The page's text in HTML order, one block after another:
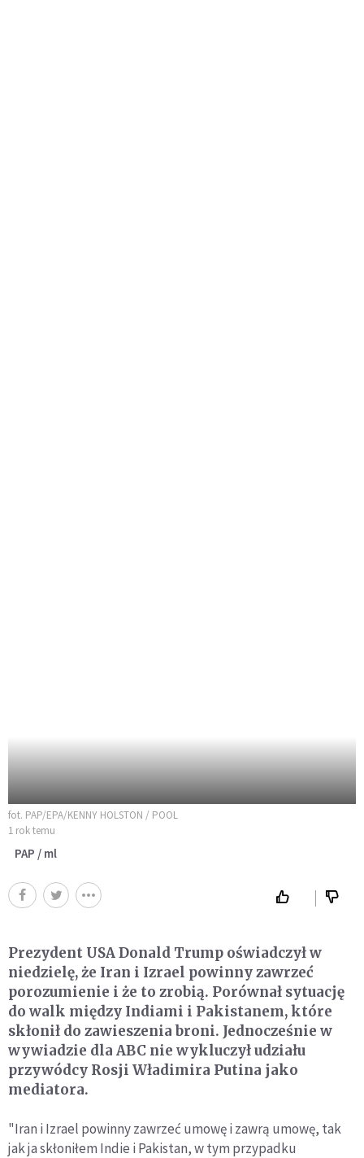
fot. PAP/EPA/KENNY HOLSTON / POOL
1 rok temu
PAP / ml
Prezydent USA Donald Trump oświadczył w
niedzielę, że Iran i Izrael powinny zawrzeć
porozumienie i że to zrobią. Porównał sytuację
do walk między Indiami i Pakistanem, które
skłonił do zawieszenia broni. Jednocześnie w
wywiadzie dla ABC nie wykluczył udziału
przywódcy Rosji Władimira Putina jako
mediatora.
"Iran i Izrael powinny zawrzeć umowę i zawrą umowę, tak
jak ja skłoniłem Indie i Pakistan, w tym przypadku